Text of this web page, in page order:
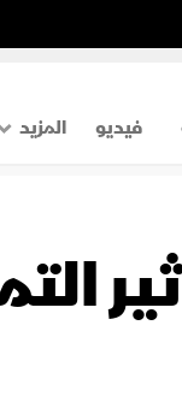
فيديو
المزيد
اقتصاد